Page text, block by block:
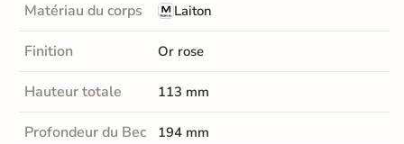
Matériau du corps Laiton
Finition Or rose
Hauteur totale 113 mm
Profondeur du Bec 194 mm